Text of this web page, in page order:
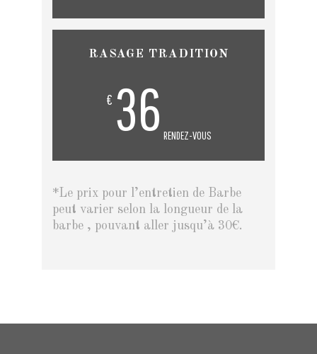
RASAGE TRADITION
€ 36 RENDEZ-VOUS
*Le prix pour l’entretien de Barbe
peut varier selon la longueur de la
barbe , pouvant aller jusqu’à 30€.